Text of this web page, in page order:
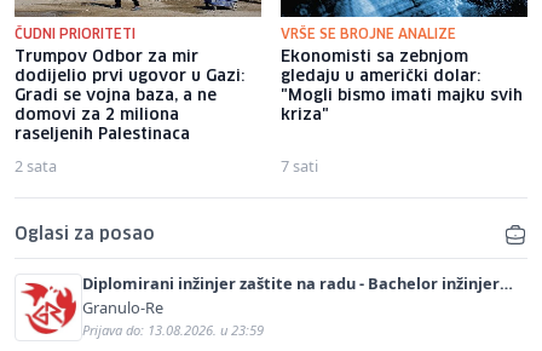
ČUDNI PRIORITETI
Trumpov Odbor za mir
dodijelio prvi ugovor u Gazi:
Gradi se vojna baza, a ne
domovi za 2 miliona
raseljenih Palestinaca
2 sata
VRŠE SE BROJNE ANALIZE
Ekonomisti sa zebnjom
gledaju u američki dolar:
"Mogli bismo imati majku svih
kriza"
7 sati
Oglasi za posao
Diplomirani inžinjer zaštite na radu - Bachelor inžinjer
sigurnosti i pomoći (m/ž)
Granulo-Re
Prijava do: 13.08.2026. u 23:59